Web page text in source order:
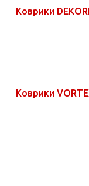
Коврики
Коврики